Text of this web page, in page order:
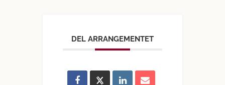
DEL ARRANGEMENTET